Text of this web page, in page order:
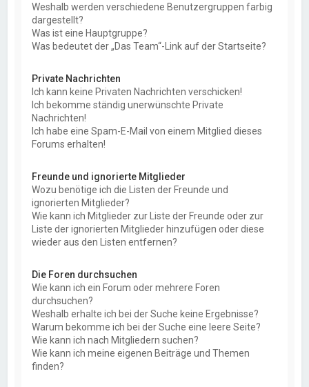
Weshalb werden verschiedene Benutzergruppen farbig
dargestellt?
Was ist eine Hauptgruppe?
Was bedeutet der „Das Team“-Link auf der Startseite?
Private Nachrichten
Ich kann keine Privaten Nachrichten verschicken!
Ich bekomme ständig unerwünschte Private
Nachrichten!
Ich habe eine Spam-E-Mail von einem Mitglied dieses
Forums erhalten!
Freunde und ignorierte Mitglieder
Wozu benötige ich die Listen der Freunde und
ignorierten Mitglieder?
Wie kann ich Mitglieder zur Liste der Freunde oder zur
Liste der ignorierten Mitglieder hinzufügen oder diese
wieder aus den Listen entfernen?
Die Foren durchsuchen
Wie kann ich ein Forum oder mehrere Foren
durchsuchen?
Weshalb erhalte ich bei der Suche keine Ergebnisse?
Warum bekomme ich bei der Suche eine leere Seite?
Wie kann ich nach Mitgliedern suchen?
Wie kann ich meine eigenen Beiträge und Themen
finden?